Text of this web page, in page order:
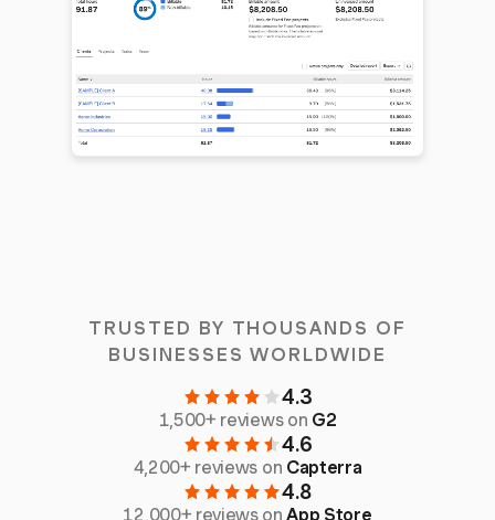
TRUSTED BY THOUSANDS OF
BUSINESSES WORLDWIDE
4.3
1,500+ reviews on G2
4.6
4,200+ reviews on Capterra
4.8
12,000+ reviews onApp Store